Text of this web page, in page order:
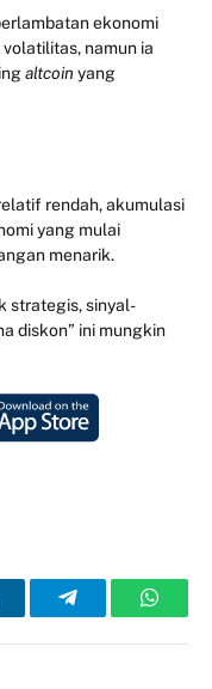
ekonomi
namun ia
altcoin yang
rendah, akumulasi
yang mulai
menarik.
strategis, sinyal-
diskon” ini mungkin
Telegram